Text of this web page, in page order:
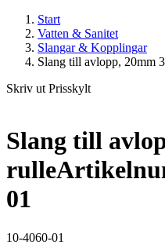
Start
Vatten & Sanitet
Slangar & Kopplingar
Slang till avlopp, 20mm
Skriv ut Prisskylt
Slang till
rulle
01
10-4060-01